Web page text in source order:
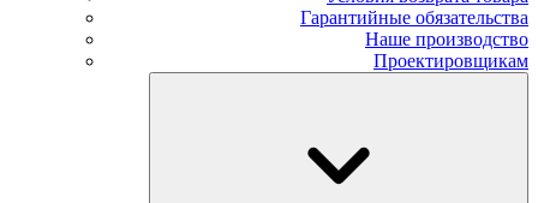
Гарантийные обязательства
Наше производство
Проектировщикам